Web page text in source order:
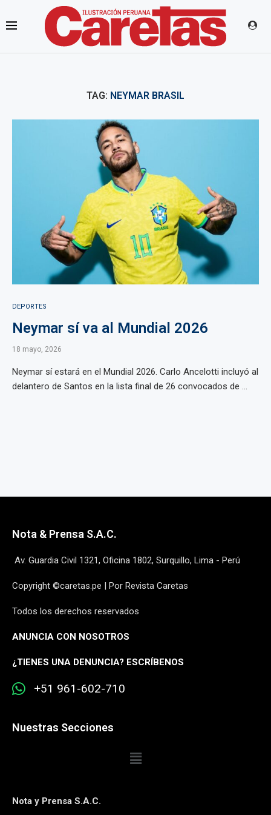
TAG: NEYMAR BRASIL
DEPORTES
Neymar sí va al Mundial 2026
18 mayo, 2026
Neymar sí estará en el Mundial 2026. Carlo Ancelotti incluyó al
delantero de Santos en la lista final de 26 convocados de ...
Nota & Prensa S.A.C.
Av. Guardia Civil 1321, Oficina 1802, Surquillo, Lima - Perú
Copyright ©caretas.pe | Por Revista Caretas
Todos los derechos reservados
ANUNCIA CON NOSOTROS
¿TIENES UNA DENUNCIA? ESCRÍBENOS
+51 961-602-710
Nuestras Secciones
Nota y Prensa S.A.C.